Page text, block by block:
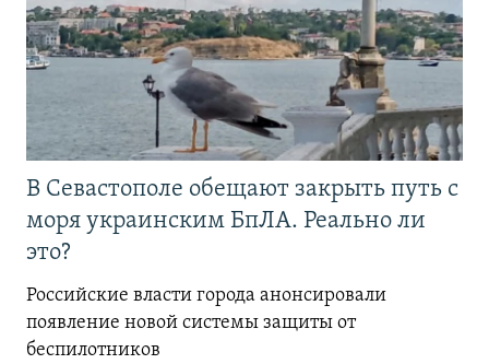
В Севастополе обещают закрыть путь с
моря украинским БпЛА. Реально ли
это?
Российские власти города анонсировали
появление новой системы защиты от
беспилотников